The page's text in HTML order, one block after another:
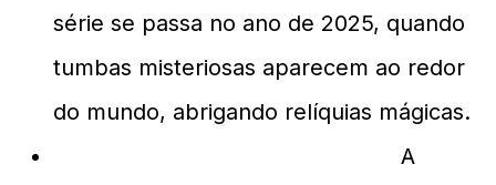
série se passa no ano de 2025, quando
tumbas misteriosas aparecem ao redor
do mundo, abrigando relíquias mágicas.
A